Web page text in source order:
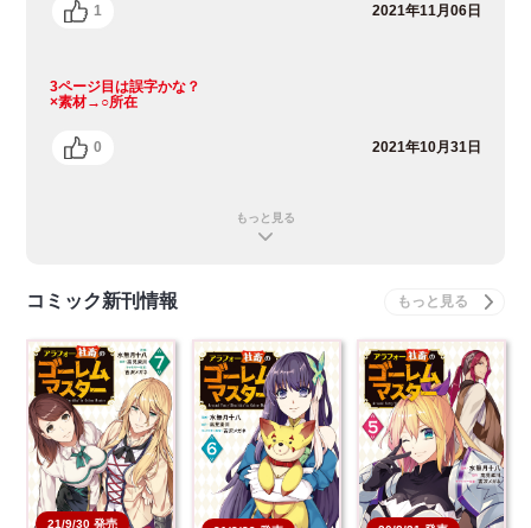
1 2021年11月06日
3ページ目は誤字かな？
×素材→○所在
0 2021年10月31日
もっと見る
コミック新刊情報
21/9/30 発売